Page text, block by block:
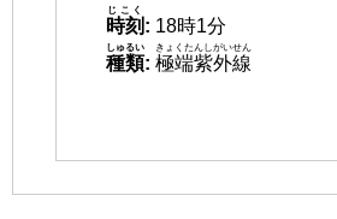
時刻
じこく
: 18時1分
種類
しゅるい
: 極端紫外線
きょくたんしがいせん